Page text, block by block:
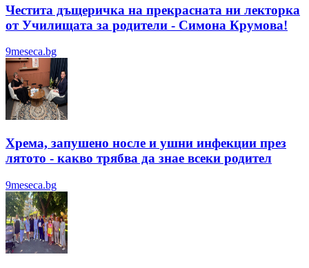
Честита дъщеричка на прекрасната ни лекторка
от Училищата за родители - Симона Крумова!
9meseca.bg
Хрема, запушено носле и ушни инфекции през
лятотo - какво трябва да знае всеки родител
9meseca.bg